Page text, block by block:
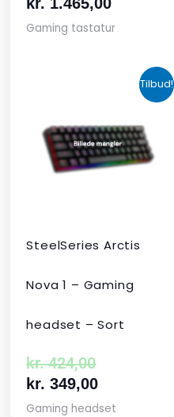
Gaming tastatur
Tilbud!
SteelSeries Arctis
Nova 1 – Gaming
headset – Sort
kr.424,00
oprindelige
pris
var:
kr. 424,00.
kr. 349,00
aktuelle
pris
er:
kr. 349,00.
Gaming headset